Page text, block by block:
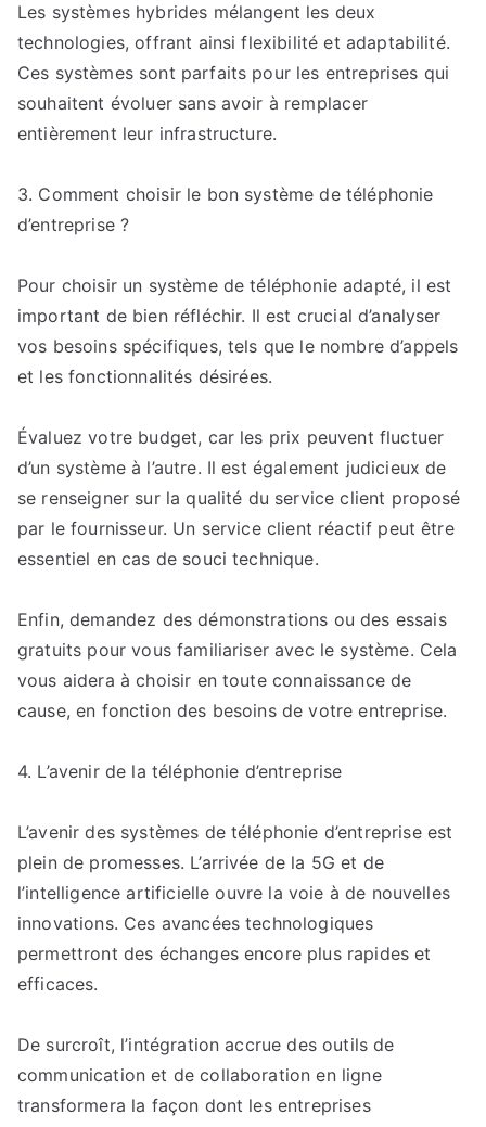
Les systèmes hybrides mélangent les deux
technologies, offrant ainsi flexibilité et adaptabilité.
Ces systèmes sont parfaits pour les entreprises qui
souhaitent évoluer sans avoir à remplacer
entièrement leur infrastructure.
3. Comment choisir le bon système de téléphonie
d’entreprise ?
Pour choisir un système de téléphonie adapté, il est
important de bien réfléchir. Il est crucial d’analyser
vos besoins spécifiques, tels que le nombre d’appels
et les fonctionnalités désirées.
Évaluez votre budget, car les prix peuvent fluctuer
d’un système à l’autre. Il est également judicieux de
se renseigner sur la qualité du service client proposé
par le fournisseur. Un service client réactif peut être
essentiel en cas de souci technique.
Enfin, demandez des démonstrations ou des essais
gratuits pour vous familiariser avec le système. Cela
vous aidera à choisir en toute connaissance de
cause, en fonction des besoins de votre entreprise.
4. L’avenir de la téléphonie d’entreprise
L’avenir des systèmes de téléphonie d’entreprise est
plein de promesses. L’arrivée de la 5G et de
l’intelligence artificielle ouvre la voie à de nouvelles
innovations. Ces avancées technologiques
permettront des échanges encore plus rapides et
efficaces.
De surcroît, l’intégration accrue des outils de
communication et de collaboration en ligne
transformera la façon dont les entreprises